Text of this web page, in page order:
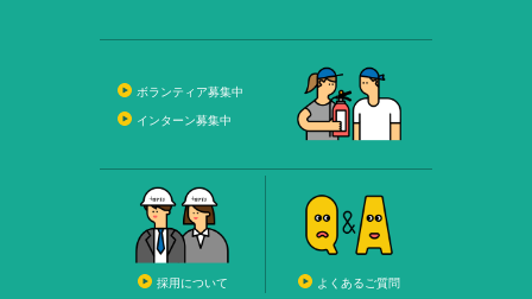
ボランティア募集中
インターン募集中
採用について よくあるご質問